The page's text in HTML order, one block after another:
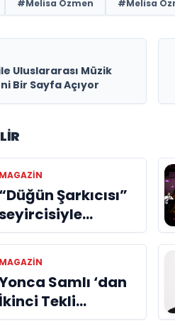
#Melisa Özmen #Melisa
Uluslararası Müzik
Bir Sayfa Açıyor
MAGAZİN
“Düğün Şarkıcısı”
için gün
sayıyor
MAGAZİN
Samlı ‘dan
İkinci Tekli